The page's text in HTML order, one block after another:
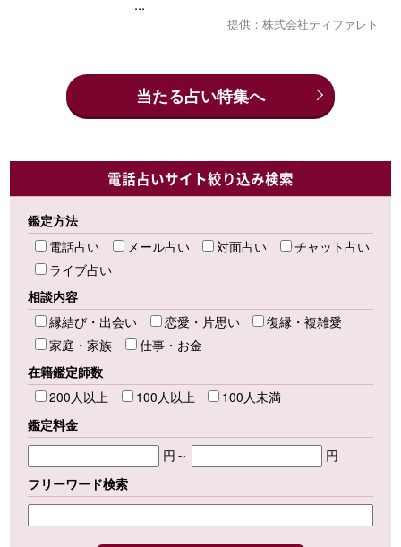
...
提供：株式会社ティファレト
当たる占い特集へ
電話占いサイト絞り込み検索
鑑定方法
電話占い
メール占い 対面占い
チャット占い
ライブ占い
相談内容
縁結び・出会い
恋愛・片思い
復縁・複雑愛
家庭・家族
仕事・お金
在籍鑑定師数
200人以上
100人以上
100人未満
鑑定料金
円～
円
フリーワード検索